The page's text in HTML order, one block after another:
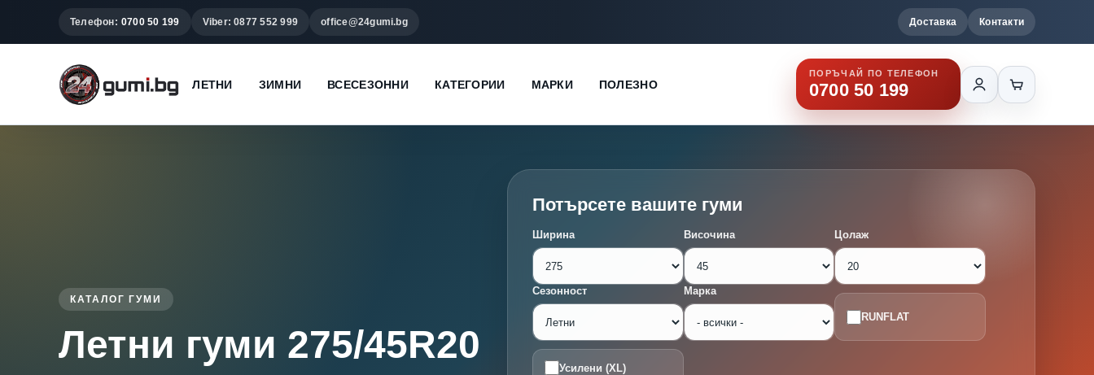
Телефон: 0700 50 199 Viber: 0877 552 999 office@24gumi.bg Доставка Контакти
ЛЕТНИ ЗИМНИ ВСЕСЕЗОННИ КАТЕГОРИИ МАРКИ ПОЛЕЗНО
ПОРЪЧАЙ ПО ТЕЛЕФОН
0700 50 199
КАТАЛОГ ГУМИ
Летни гуми 275/45R20
Потърсете вашите гуми
Ширина Височина Цолаж
Сезонност Марка
RUNFLAT
Усилени (XL)